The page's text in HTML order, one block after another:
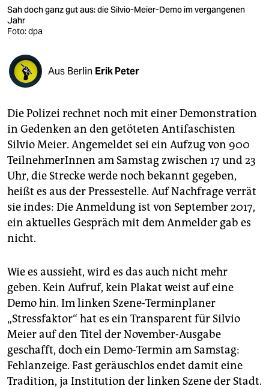
verlag
veranstaltungen
shop
fragen & hilfe
abo
genossenschaft
epaper login
Sah doch ganz gut aus: die Silvio-Meier-Demo im vergangenen
Jahr
Foto: dpa
Aus Berlin Erik Peter
Die Polizei rechnet noch mit einer Demonstration
in Gedenken an den getöteten Antifaschisten
Silvio Meier. Angemeldet sei ein Aufzug von 900
TeilnehmerInnen am Samstag zwischen 17 und 23
Uhr, die Strecke werde noch bekannt gegeben,
heißt es aus der Pressestelle. Auf Nachfrage verrät
sie indes: Die Anmeldung ist von September 2017,
ein aktuelles Gespräch mit dem Anmelder gab es
nicht.
Wie es aussieht, wird es das auch nicht mehr
geben. Kein Aufruf, kein Plakat weist auf eine
Demo hin. Im linken Szene-Terminplaner
„Stressfaktor“ hat es ein Transparent für Silvio
Meier auf den Titel der November-Ausgabe
geschafft, doch ein Demo-Termin am Samstag:
Fehlanzeige. Fast geräuschlos endet damit eine
Tradition, ja Institution der linken Szene der Stadt.